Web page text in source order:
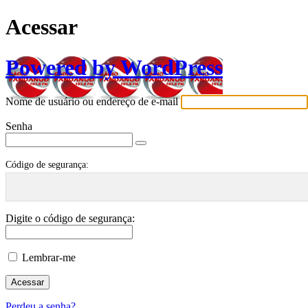
Acessar
Powered by WordPress
Nome de usuário ou endereço de e-mail
Senha
Código de segurança:
Digite o código de segurança:
Lembrar-me